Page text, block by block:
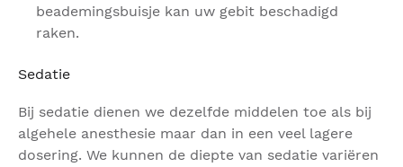
beademingsbuisje kan uw gebit beschadigd
raken.
Sedatie
Bij sedatie dienen we dezelfde middelen toe als bij
algehele anesthesie maar dan in een veel lagere
dosering. We kunnen de diepte van sedatie variëren